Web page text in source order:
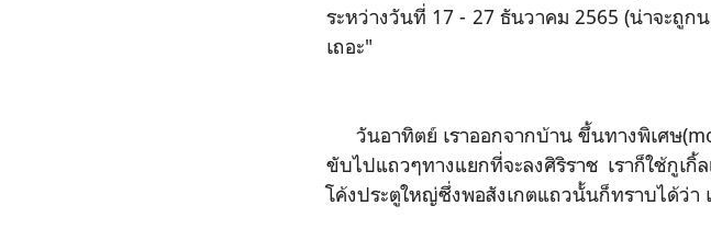
ระหว่างวันที่ 17 - 27 ธันวาคม 2565 (น่าจะถูก
เถอะ"
วันอาทิตย์ เราออกจากบ้าน ขึ้นทางพิเศษ
ขับไปแถวๆทางแยกที่จะลงศิริราช เราก็ใช้กูเ
โค้งประตูใหญ่ซึ่งพอสังเกตแถวนั้นก็ทราบได้ว่า